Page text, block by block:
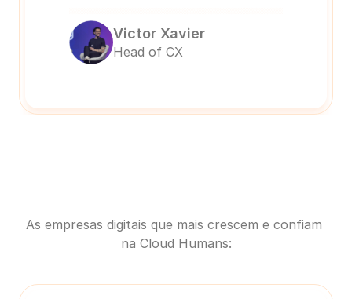
Victor Xavier
Head of CX
As empresas digitais que mais crescem e confiam
na Cloud Humans: